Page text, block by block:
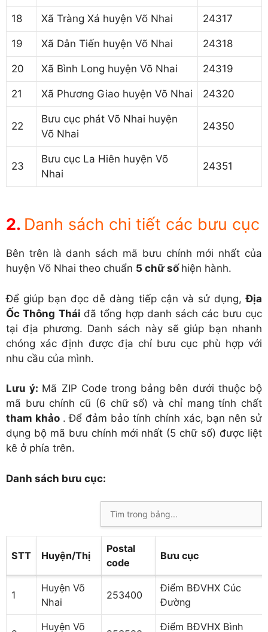
18 Xã Tràng Xá huyện Võ Nhai 24317
19 Xã Dân Tiến huyện Võ Nhai 24318
20 Xã Bình Long huyện Võ Nhai 24319
21 Xã Phương Giao huyện Võ Nhai 24320
22
Bưu cục phát Võ Nhai huyện
Võ Nhai
24350
23
Bưu cục La Hiên huyện Võ
Nhai
24351
Danh sách chi tiết các bưu cục
Bên trên là danh sách mã bưu chính mới nhất của
huyện Võ Nhai theo chuẩn 5 chữ số hiện hành.
Để giúp bạn đọc dễ dàng tiếp cận và sử dụng,Địa
Ốc Thông Thái đã tổng hợp danh sách các bưu cục
tại địa phương. Danh sách này sẽ giúp bạn nhanh
chóng xác định được địa chỉ bưu cục phù hợp với
nhu cầu của mình.
Lưu ý: Mã ZIP Code trong bảng bên dưới thuộc bộ
mã bưu chính cũ (6 chữ số) và chỉ mang tính chất
tham khảo . Để đảm bảo tính chính xác, bạn nên sử
dụng bộ mã bưu chính mới nhất (5 chữ số) được liệt
kê ở phía trên.
Danh sách bưu cục:
STT Huyện/Thị
Postal
code
Bưu cục
1
Huyện Võ
Nhai
253400
Điểm BĐVHX Cúc
Đường
Huyện Võ Điểm BĐVHX Bình